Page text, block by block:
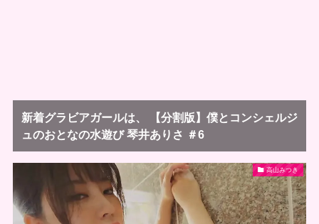
新着グラビアガールは、 【分割版】僕とコンシェルジ
ュのおとなの水遊び 琴井ありさ ＃6
高山みつき